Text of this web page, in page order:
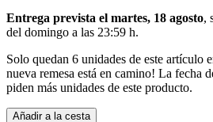
Entrega prevista el martes, 18 agosto,
del domingo a las 23:59 h.
Solo quedan 6 unidades de este artículo
nueva remesa está en camino! La fecha
piden más unidades de este producto.
Añadir a la cesta